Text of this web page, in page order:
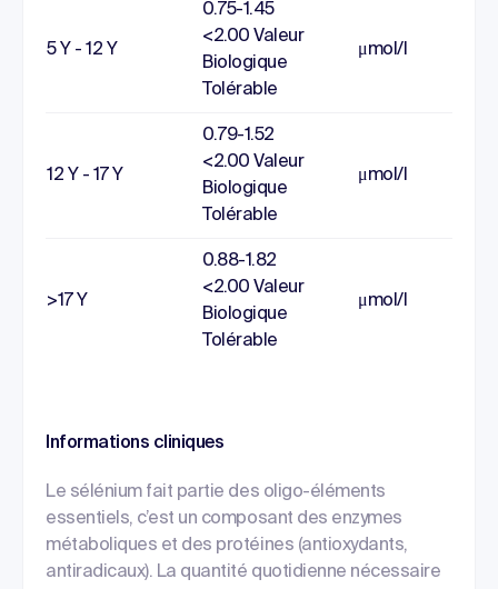
5 Y - 12 Y
0.75-1.45
<2.00 Valeur
Biologique
Tolérable
μmol/l
12 Y - 17 Y
0.79-1.52
<2.00 Valeur
Biologique
Tolérable
μmol/l
>17 Y
0.88-1.82
<2.00 Valeur
Biologique
Tolérable
μmol/l
Informations cliniques
Le sélénium fait partie des oligo-éléments
essentiels, c’est un composant des enzymes
métaboliques et des protéines (antioxydants,
antiradicaux). La quantité quotidienne nécessaire